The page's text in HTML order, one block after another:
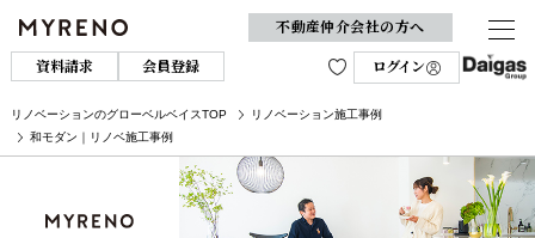
不動産仲介会社の方へ
資料請求
会員登録 ログイン
リノベーションのグローベルベイスTOP
リノベーション施工事例
和モダン｜リノベ施工事例